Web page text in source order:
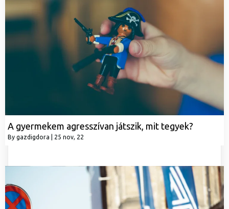
A gyermekem agresszívan játszik, mit tegyek?
By gazdigdora 25 nov, 22